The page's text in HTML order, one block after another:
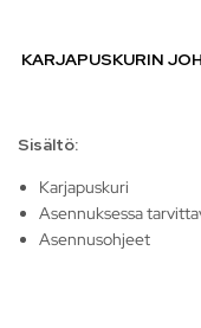
KARJAPUSKURIN
Sisältö:
Karjapuskuri
Asennuksessa
Asennusohjeet